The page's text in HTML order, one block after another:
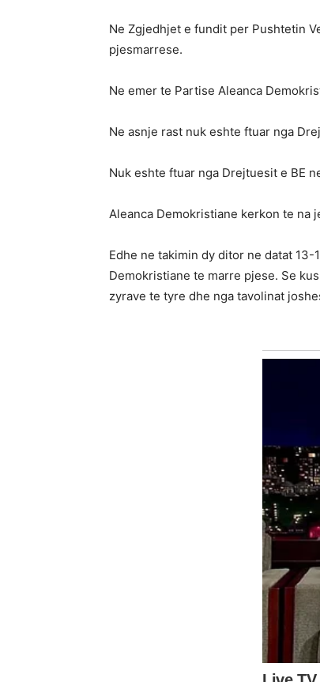
Ne Zgjedhjet e fundit per Pushtetin
pjesmarrese.
Ne emer te Partise Aleanca
Ne asnje rast nuk eshte ftuar nga
Nuk eshte ftuar nga Drejtuesit e BE
Aleanca Demokristiane kerkon te na
Edhe ne takimin dy ditor ne datat
Demokristiane te marre pjese. Se
zyrave te tyre dhe nga tavolinat